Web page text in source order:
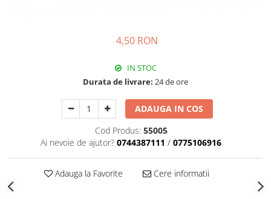
4,50 RON
IN STOC
Durata de livrare: 24 de ore
ADAUGA IN COS
Cod Produs: 55005
Ai nevoie de ajutor? 0744387111 / 0775106916
Adauga la Favorite Cere informatii